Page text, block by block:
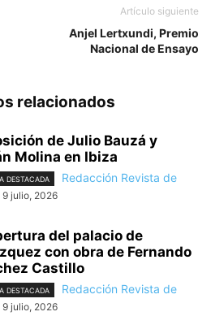
Artículo siguiente
Anjel Lertxundi, Premio
Nacional de Ensayo
relacionados
de Julio Bauzá y
Molina en Ibiza
DESTACADA
Redacción Revista de
9 julio, 2026
del palacio de
con obra de Fernando
Castillo
DESTACADA
Redacción Revista de
9 julio, 2026